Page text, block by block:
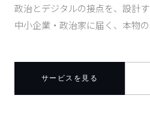
政治とデジタルの接点を、設計す
中小企業・政治家に届く、本物の
サービスを見る